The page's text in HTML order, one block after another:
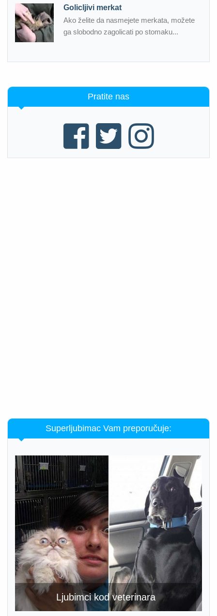
Golicljivi merkat
Ako želite da nasmejete merkata, možete
ga slobodno zagolicati po stomaku...
Pratite nas
Superljubimac Vam preporučuje:
Ljubimci kod veterinara